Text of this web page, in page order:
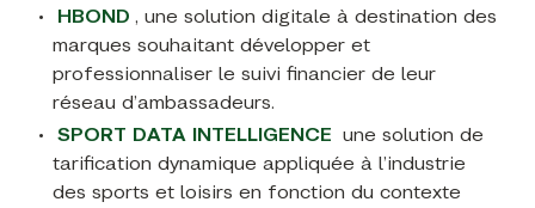
HBOND , une solution digitale à destination des
marques souhaitant développer et
professionnaliser le suivi financier de leur
réseau d’ambassadeurs.
SPORT DATA INTELLIGENCE une solution de
tarification dynamique appliquée à l’industrie
des sports et loisirs en fonction du contexte